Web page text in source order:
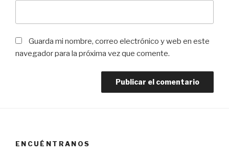
Guarda mi nombre, correo electrónico y web en este
navegador para la próxima vez que comente.
ENCUÉNTRANOS